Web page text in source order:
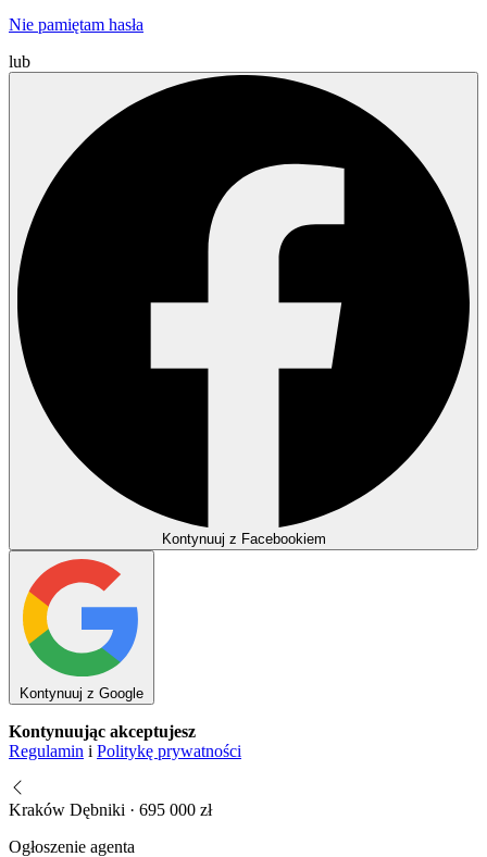
Nie pamiętam hasła
lub
Kontynuuj z Facebookiem
Kontynuuj z Google
Kontynuując akceptujesz
Regulamin i Politykę prywatności
Kraków Dębniki · 695 000 zł
Ogłoszenie agenta